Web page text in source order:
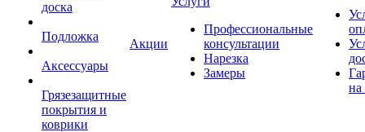
доска
Подложка
Аксессуары
Грязезащитные
покрытия и
коврики
Акции
Профессиональные
консультации
Нарезка
Замеры
на